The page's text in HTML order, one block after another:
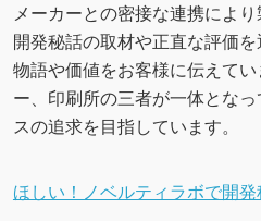
メーカーとの密接な連携により
開発秘話の取材や正直な評価
物語や価値をお客様に伝えて
ー、印刷所の三者が一体とな
スの追求を目指しています。
ほしい！ノベルティラボで開